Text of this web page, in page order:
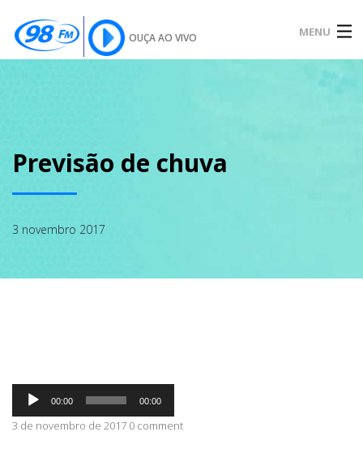
OUÇA AO VIVO MENU
SOBRE
PODCAST
ABRANGÊNCIA
Previsão de chuva
3 novembro 2017
Tocador
áudio
00:00 00:00
3 de novembro de 2017 0 comment